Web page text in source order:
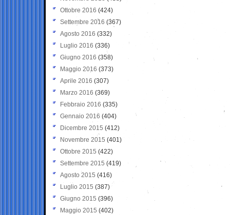
Ottobre 2016 (424)
Settembre 2016 (367)
Agosto 2016 (332)
Luglio 2016 (336)
Giugno 2016 (358)
Maggio 2016 (373)
Aprile 2016 (307)
Marzo 2016 (369)
Febbraio 2016 (335)
Gennaio 2016 (404)
Dicembre 2015 (412)
Novembre 2015 (401)
Ottobre 2015 (422)
Settembre 2015 (419)
Agosto 2015 (416)
Luglio 2015 (387)
Giugno 2015 (396)
Maggio 2015 (402)